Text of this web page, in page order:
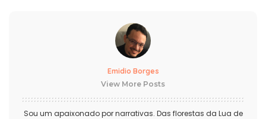
Emidio Borges
View More Posts
Sou um apaixonado por narrativas. Das florestas da Lua de